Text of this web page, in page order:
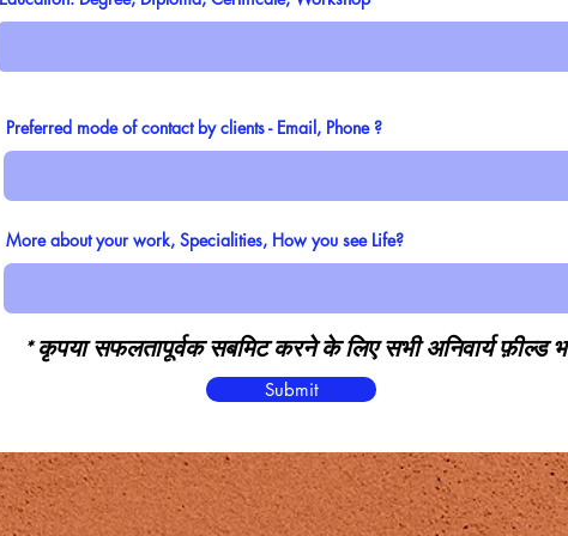
Preferred mode of contact by clients - Email, Phone ?
More about your work, Specialities, How you see Life?
* कृपया सफलतापूर्वक सबमिट करने के लिए सभी अनिवार्य फ़ील्ड
Submit